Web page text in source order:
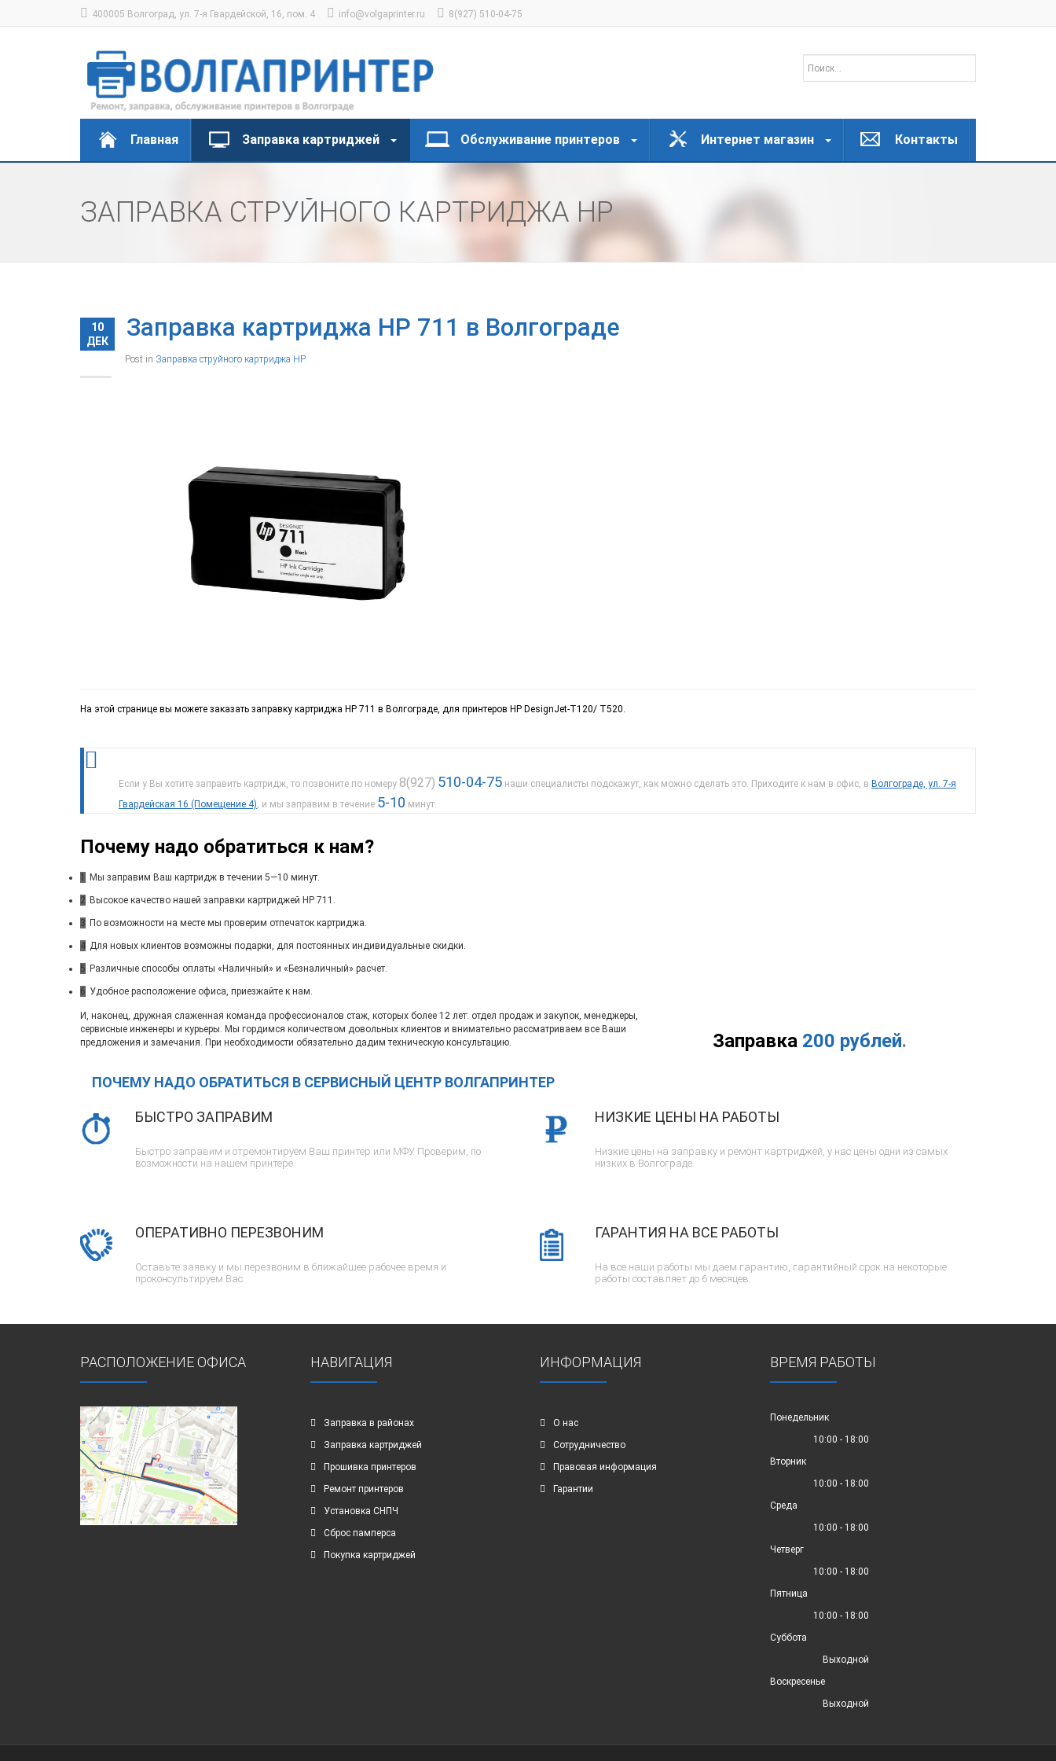
400005 Волгоград, ул. 7-я Гвардейской, 16, пом. 4 info@volgaprinter.ru 8(927) 510-04-75
Главная Заправка картриджей Обслуживание принтеров Интернет магазин Контакты
ЗАПРАВКА СТРУЙНОГО КАРТРИДЖА HP
10
ДЕК
Заправка картриджа HP 711 в Волгограде
Post in Заправка струйного картриджа HP
На этой странице вы можете заказать заправку картриджа HP 711 в Волгограде, для принтеров HP DesignJet-T120/ T520.
Если у Вы хотите заправить картридж, то позвоните по номеру 8(927) 510-04-75 наши специалисты подскажут, как можно сделать это. Приходите к нам в офис, в Волгограде, ул. 7-я
Гвардейская 16 (Помещение 4), и мы заправим в течение 5-10 минут.
Почему надо обратиться к нам?
1 Мы заправим Ваш картридж в течении 5—10 минут.
2 Высокое качество нашей заправки картриджей HP 711.
3 По возможности на месте мы проверим отпечаток картриджа.
4 Для новых клиентов возможны подарки, для постоянных индивидуальные скидки.
5 Различные способы оплаты «Наличный» и «Безналичный» расчет.
6 Удобное расположение офиса, приезжайте к нам.
Заправка 200 рублей.
И, наконец, дружная слаженная команда профессионалов стаж, которых более 12 лет: отдел продаж и закупок, менеджеры,
сервисные инженеры и курьеры. Мы гордимся количеством довольных клиентов и внимательно рассматриваем все Ваши
предложения и замечания. При необходимости обязательно дадим техническую консультацию.
ПОЧЕМУ НАДО ОБРАТИТЬСЯ В СЕРВИСНЫЙ ЦЕНТР ВОЛГАПРИНТЕР
БЫСТРО ЗАПРАВИМ
Быстро заправим и отремонтируем Ваш принтер или МФУ. Проверим, по
возможности на нашем принтере.
ОПЕРАТИВНО ПЕРЕЗВОНИМ
Оставьте заявку и мы перезвоним в ближайшее рабочее время и
проконсультируем Вас.
НИЗКИЕ ЦЕНЫ НА РАБОТЫ
Низкие цены на заправку и ремонт картриджей, у нас цены одни из самых
низких в Волгограде.
ГАРАНТИЯ НА ВСЕ РАБОТЫ
На все наши работы мы даем гарантию, гарантийный срок на некоторые
работы составляет до 6 месяцев.
РАСПОЛОЖЕНИЕ ОФИСА НАВИГАЦИЯ
Заправка в районах
Заправка картриджей
Прошивка принтеров
Ремонт принтеров
Установка СНПЧ
Сброс памперса
Покупка картриджей
ИНФОРМАЦИЯ
О нас
Сотрудничество
Правовая информация
Гарантии
ВРЕМЯ РАБОТЫ
Понедельник
10:00 - 18:00
Вторник
10:00 - 18:00
Среда
10:00 - 18:00
Четверг
10:00 - 18:00
Пятница
10:00 - 18:00
Суббота
Выходной
Воскресенье
Выходной